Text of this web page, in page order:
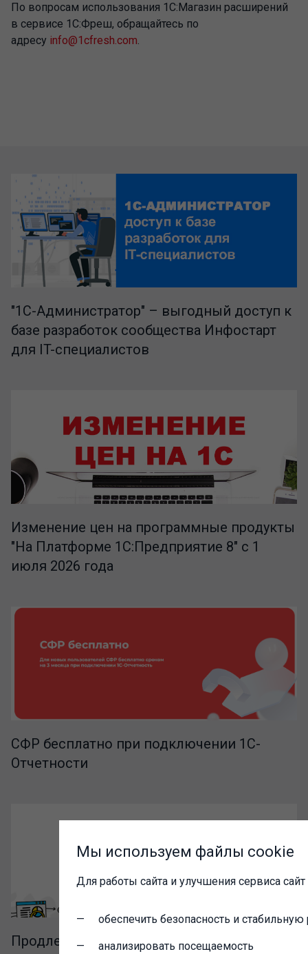
По вопросам использования 1С:Магазин расширений
в сервисе 1С:Фреш, обращайтесь по
адресу info@1cfresh.com.
"1C-Администратор" – выгодный доступ к
базе разработок сообщества Инфостарт
для IT-специалистов
Изменение цен на программные продукты
"На Платформе 1С:Предприятие 8" с 1
июля 2026 года
СФР бесплатно при подключении 1С-
Отчетности
Продление акции "Новый бизнес начни с
Мы используем файлы cookie
Для работы сайта и улучшения сервиса
обеспечить безопасность и стабильную
анализировать посещаемость